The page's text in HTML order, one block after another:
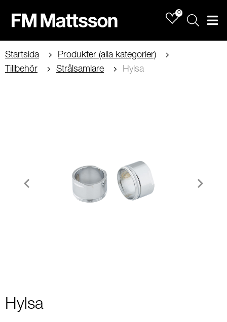
0
Sök
Startsida
Produkter (alla kategorier)
Tillbehör
Strålsamlare Hylsa
Hylsa